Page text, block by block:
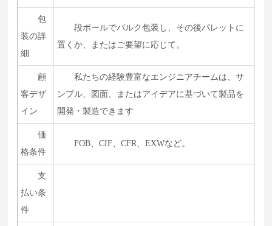
包
装の詳
細
段ボールでバルク包装し、その後パレットに
置くか、またはご要望に応じて。
顧
客デザ
イン
私たちの経験豊富なエンジニアチームは、サ
ンプル、図面、またはアイデアに基づいて製品を
開発・製造できます
価
格条件
FOB、CIF、CFR、EXWなど。
支
払い条
件